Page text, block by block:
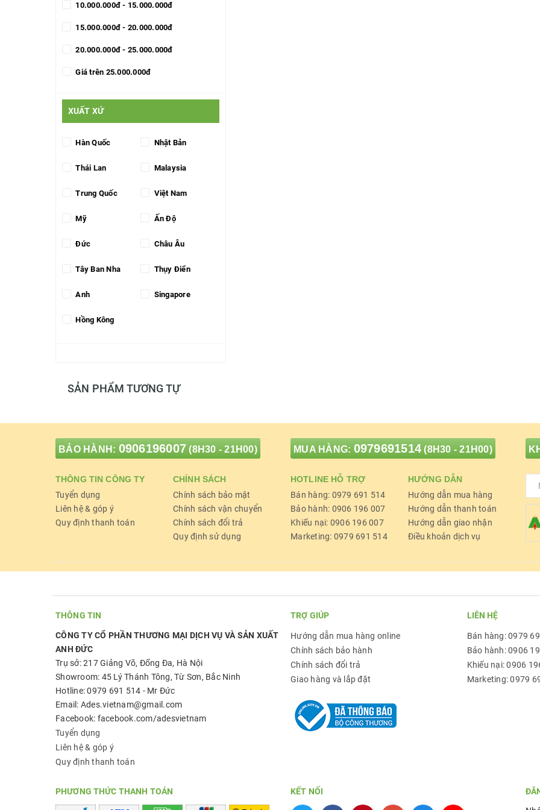
10.000.000đ - 15.000.000đ
15.000.000đ - 20.000.000đ
20.000.000đ - 25.000.000đ
Giá trên 25.000.000đ
XUẤT XỨ
Hàn Quốc Nhật Bản
Thái Lan Malaysia
Trung Quốc Việt Nam
Mỹ Ấn Độ
Đức Châu Âu
Tây Ban Nha Thụy Điển
Anh Singapore
Hồng Kông
SẢN PHẨM TƯƠNG TỰ
BẢO HÀNH: 0906196007 (8H30 - 21H00) MUA HÀNG: 0979691514 (8H30 - 21H00)
THÔNG TIN CÔNG TY
Tuyển dụng
Liên hệ & góp ý
Quy định thanh toán
CHÍNH SÁCH
Chính sách bảo mật
Chính sách vận chuyển
Chính sách đổi trả
Quy định sử dụng
HOTLINE HỖ TRỢ
Bán hàng: 0979 691 514
Bảo hành: 0906 196 007
Khiếu nại: 0906 196 007
Marketing: 0979 691 514
HƯỚNG DẪN
Hướng dẫn mua hàng
Hướng dẫn thanh toán
Hướng dẫn giao nhận
Điều khoản dịch vụ
THÔNG TIN
CÔNG TY CỔ PHẦN THƯƠNG MẠI DỊCH VỤ VÀ SẢN XUẤT
ANH ĐỨC
Trụ sở: 217 Giảng Võ, Đống Đa, Hà Nội
Showroom: 45 Lý Thánh Tông, Từ Sơn, Bắc Ninh
Hotline: 0979 691 514 - Mr Đức
Email: Ades.vietnam@gmail.com
Facebook: facebook.com/adesvietnam
Tuyển dụng
Liên hệ & góp ý
Quy định thanh toán
TRỢ GIÚP
Hướng dẫn mua hàng online
Chính sách bảo hành
Chính sách đổi trả
Giao hàng và lắp đặt
LIÊN HỆ
Bán hàng: 0979
Bảo hành: 0906
Khiếu nại: 0906
Marketing: 0979
PHƯƠNG THỨC THANH TOÁN KẾT NỐI